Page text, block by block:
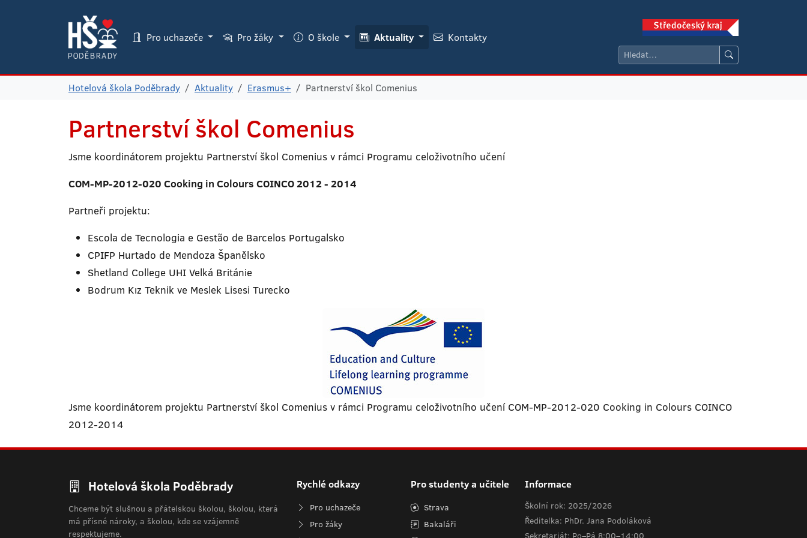
Pro uchazeče Pro žáky O škole Aktuality Kontakty
Hotelová škola Poděbrady Aktuality Erasmus+ Partnerství škol Comenius
Partnerství škol Comenius
Jsme koordinátorem projektu Partnerství škol Comenius v rámci Programu celoživotního učení
COM-MP-2012-020 Cooking in Colours COINCO 2012 - 2014
Partneři projektu:
Escola de Tecnologia e Gestão de Barcelos Portugalsko
CPIFP Hurtado de Mendoza Španělsko
Shetland College UHI Velká Británie
Bodrum Kız Teknik ve Meslek Lisesi Turecko
Jsme koordinátorem projektu Partnerství škol Comenius v rámci Programu celoživotního učení COM-MP-2012-020 Cooking in Colours COINCO
2012-2014
Hotelová škola Poděbrady
Chceme být slušnou a přátelskou školou, školou, která
má přísné nároky, a školou, kde se vzájemně
respektujeme.
Rychlé odkazy
Pro uchazeče
Pro žáky
Pro studenty a učitele
Strava
Bakaláři
Informace
Školní rok: 2025/2026
Ředitelka: PhDr. Jana Podoláková
Sekretariát: Po–Pá 8:00–14:00